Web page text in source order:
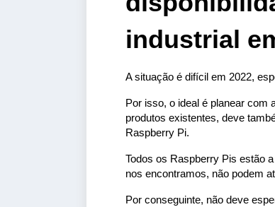
industrial
A situação é difícil em 2022,
Por isso, o ideal é planear com
produtos existentes, deve
Raspberry Pi.
Todos os Raspberry Pis estão
nos encontramos, não podem
Por conseguinte, não deve